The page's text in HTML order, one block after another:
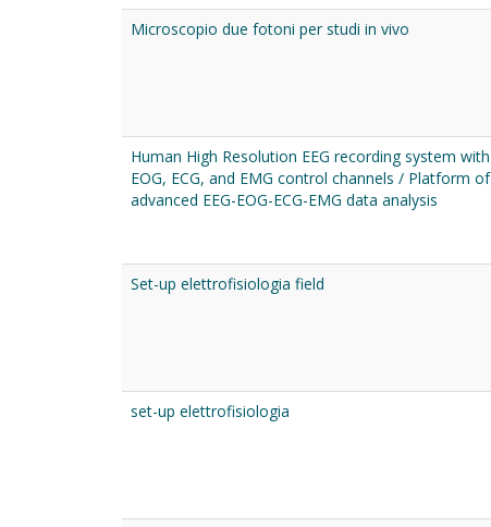
Microscopio due fotoni per studi in vivo
Human High Resolution EEG recording system with
EOG, ECG, and EMG control channels / Platform of
advanced EEG-EOG-ECG-EMG data analysis
Set-up elettrofisiologia field
set-up elettrofisiologia